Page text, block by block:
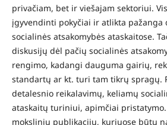
privačiam, bet ir viešajam sektoriui.
įgyvendinti pokyčiai ir atlikta pažanga
socialinės atsakomybės ataskaitose.
diskusijų dėl pačių socialinės
rengimo, kadangi dauguma gairių,
standartų ar kt. turi tam tikrų spragų.
detalesnio reikalavimų, keliamų
ataskaitų turiniui, apimčiai pristatymo.
mokslinių publikacijų, kuriuose būtų